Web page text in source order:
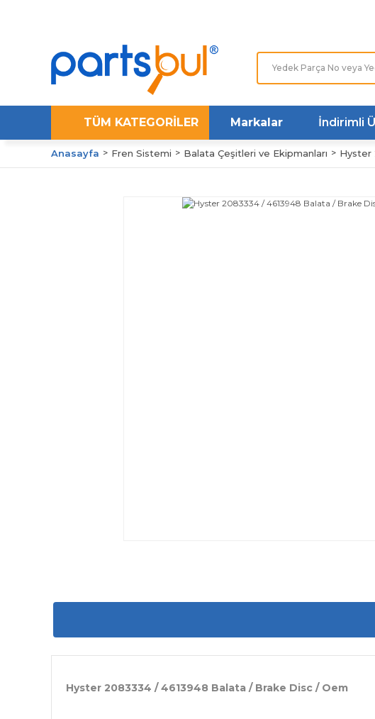
TÜM KATEGORİLER Markalar İndirimli
Anasayfa Fren Sistemi Balata Çeşitleri ve Ekipmanları Hyster
Hyster 2083334 / 4613948 Balata / Brake Disc / Oem